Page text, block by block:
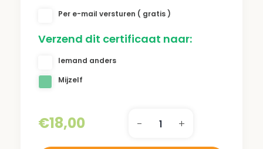
Per e-mail versturen ( gratis )
Verzend dit certificaat naar:
Iemand anders
Mijzelf
€18,00 - +